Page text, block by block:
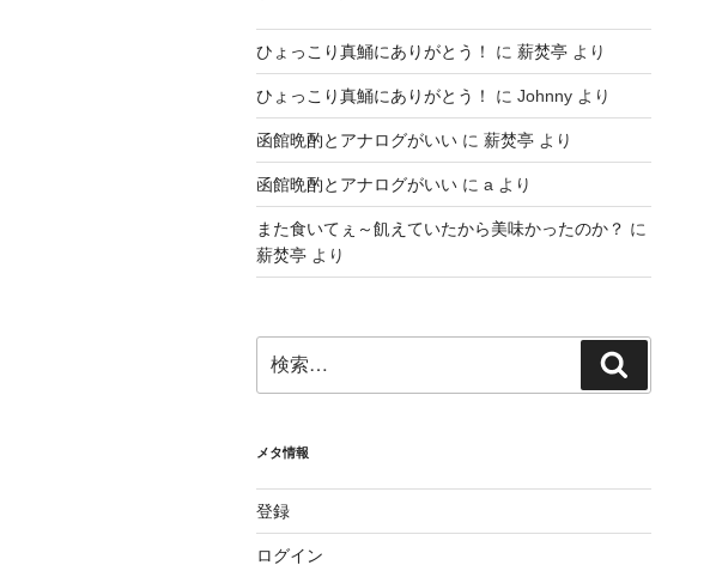
ひょっこり真鯒にありがとう！ に 薪焚亭 より
ひょっこり真鯒にありがとう！ に Johnny より
函館晩酌とアナログがいい に 薪焚亭 より
函館晩酌とアナログがいい に a より
また食いてぇ～飢えていたから美味かったのか？ に
薪焚亭 より
索:
索
メタ情報
登録
ログイン